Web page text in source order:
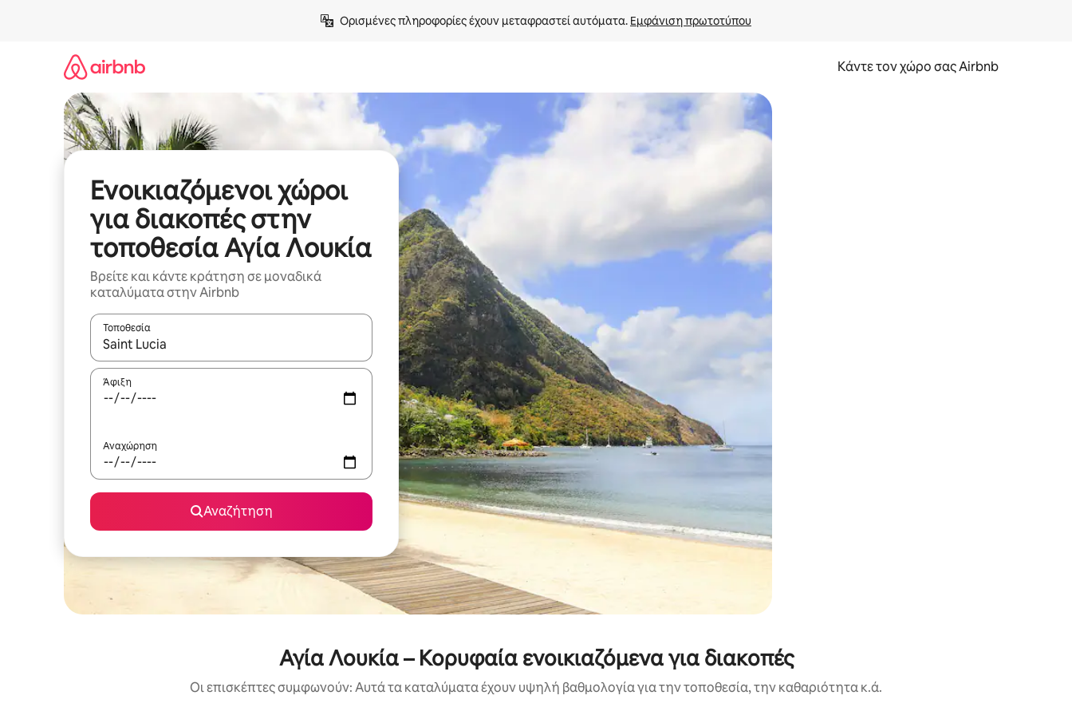
Ορισμένες πληροφορίες έχουν μεταφραστεί αυτόματα. Εμφάνιση πρωτοτύπου
Κάντε τον χώρο σας Airbnb
Ενοικιαζόμενοι χώροι
για διακοπές στην
τοποθεσία Αγία Λουκία
Βρείτε και κάντε κράτηση σε μοναδικά
καταλύματα στην Airbnb
Τοποθεσία
Όταν τα αποτελέσματα είναι διαθέσιμα, μπορείτε να πλοηγηθείτε στη σελίδα με τα κουμπιά πάνω και κάτω βέλους, να την εξερευνήσετε με την αφή ή να τη σύρετε με τα δάχτυλα.
Άφιξη
Αναχώρηση
Αναζήτηση
Αγία Λουκία – Κορυφαία ενοικιαζόμενα για διακοπές
Οι επισκέπτες συμφωνούν: Αυτά τα καταλύματα έχουν υψηλή βαθμολογία για την τοποθεσία, την καθαριότητα κ.ά.